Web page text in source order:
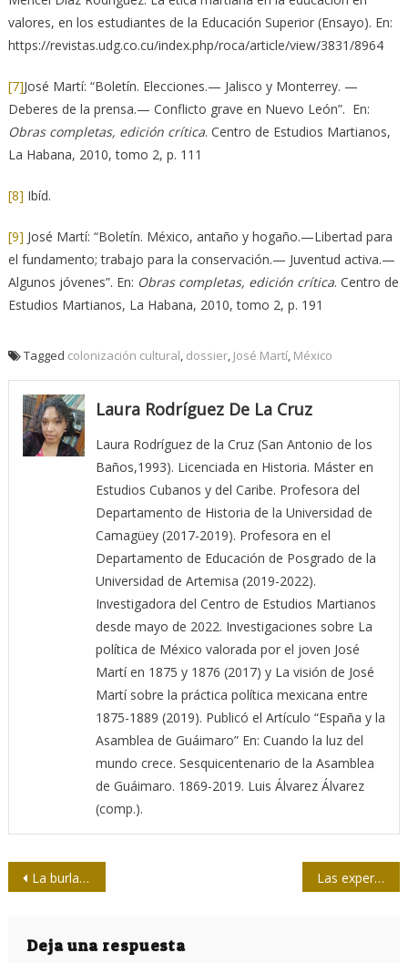
valores, en los estudiantes de la Educación Superior (Ensayo). En:
https://revistas.udg.co.cu/index.php/roca/article/view/3831/8964
[7]José Martí: “Boletín. Elecciones.— Jalisco y Monterrey. —
Deberes de la prensa.— Conflicto grave en Nuevo León”. En:
Obras completas, edición crítica. Centro de Estudios Martianos,
La Habana, 2010, tomo 2, p. 111
[8] Ibíd.
[9] José Martí: “Boletín. México, antaño y hogaño.—Libertad para
el fundamento; trabajo para la conservación.— Juventud activa.—
Algunos jóvenes”. En: Obras completas, edición crítica. Centro de
Estudios Martianos, La Habana, 2010, tomo 2, p. 191
Tagged colonización cultural, dossier, José Martí, México
Laura Rodríguez De La Cruz
Laura Rodríguez de la Cruz (San Antonio de los
Baños,1993). Licenciada en Historia. Máster en
Estudios Cubanos y del Caribe. Profesora del
Departamento de Historia de la Universidad de
Camagüey (2017-2019). Profesora en el
Departamento de Educación de Posgrado de la
Universidad de Artemisa (2019-2022).
Investigadora del Centro de Estudios Martianos
desde mayo de 2022. Investigaciones sobre La
política de México valorada por el joven José
Martí en 1875 y 1876 (2017) y La visión de José
Martí sobre la práctica política mexicana entre
1875-1889 (2019). Publicó el Artículo “España y la
Asamblea de Guáimaro” En: Cuando la luz del
mundo crece. Sesquicentenario de la Asamblea
de Guáimaro. 1869-2019. Luis Álvarez Álvarez
(comp.).
Navegación
entradas
La burla de la censura al criterio Las experiencias del escenario político europeo en la labor política de José Martí vistas a través de las Escenas Europeas
Deja una respuesta